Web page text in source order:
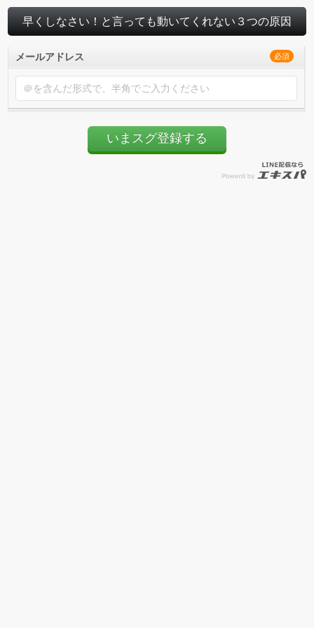
早くしなさい！と言っても動いてくれない３つの原因
メールアドレス 必須